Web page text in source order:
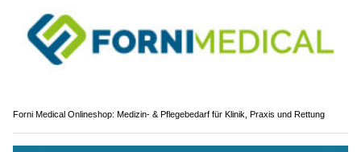
Forni Medical Onlineshop: Medizin- & Pflegebedarf für Klinik, Praxis und Rettung